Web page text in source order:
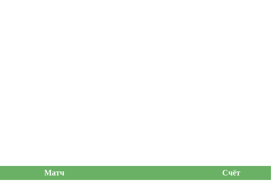
Матч
Счёт